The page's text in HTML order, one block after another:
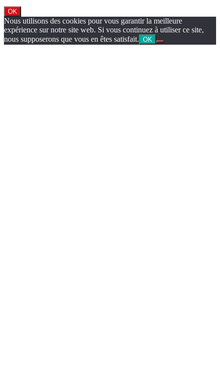
OK
Nous utilisons des cookies pour vous garantir la meilleure
expérience sur notre site web. Si vous continuez à utiliser ce site,
nous supposerons que vous en êtes satisfait. OK